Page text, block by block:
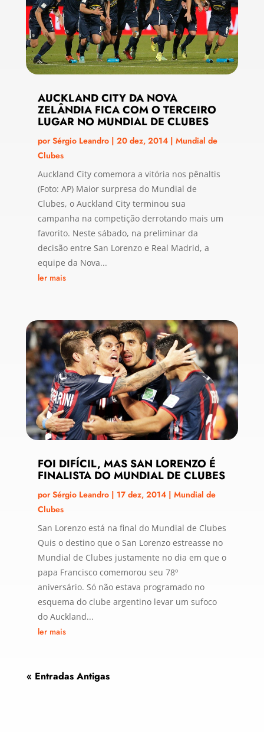
AUCKLAND CITY DA NOVA
ZELÂNDIA FICA COM O TERCEIRO
LUGAR NO MUNDIAL DE CLUBES
porSérgio Leandro| 20 dez, 2014| Mundial de
Clubes
Auckland City comemora a vitória nos pênaltis
(Foto: AP) Maior surpresa do Mundial de
Clubes, o Auckland City terminou sua
campanha na competição derrotando mais um
favorito. Neste sábado, na preliminar da
decisão entre San Lorenzo e Real Madrid, a
equipe da Nova...
ler mais
FOI DIFÍCIL, MAS SAN LORENZO É
FINALISTA DO MUNDIAL DE CLUBES
porSérgio Leandro| 17 dez, 2014| Mundial de
Clubes
San Lorenzo está na final do Mundial de Clubes
Quis o destino que o San Lorenzo estreasse no
Mundial de Clubes justamente no dia em que o
papa Francisco comemorou seu 78º
aniversário. Só não estava programado no
esquema do clube argentino levar um sufoco
do Auckland...
ler mais
« Entradas Antigas